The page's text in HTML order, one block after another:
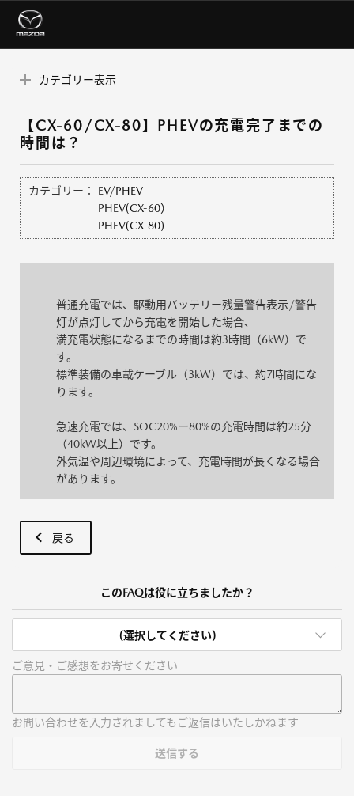
カテゴリー表示
【CX-60/CX-80】PHEVの充電完了までの
時間は？
カテゴリー：
EV/PHEV
PHEV(CX-60）
PHEV(CX-80)
普通充電では、駆動⽤バッテリー残量警告表⽰/警告
灯が点灯してから充電を開始した場合､
満充電状態になるまでの時間は約3時間（6kW）で
す。
標準装備の車載ケーブル（3kW）では、約7時間にな
ります。
急速充電では、SOC20%ー80%の充電時間は約25分
（40kW以上）です。
外気温や周辺環境によって、充電時間が長くなる場合
があります。
戻る
このFAQは役に立ちましたか？
(選択してください)
ご意見・ご感想をお寄せください
お問い合わせを入力されましてもご返信はいたしかねます
送信する